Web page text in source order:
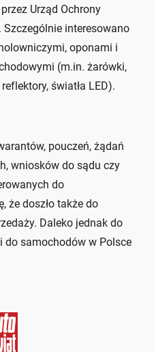
Urząd Ochrony
interesowano
oponami i
(m.in. żarówki,
reflektory, światła LED).
pouczeń, żądań
wniosków do sądu czy
do
że doszło także do
Daleko jednak do
do samochodów w Polsce